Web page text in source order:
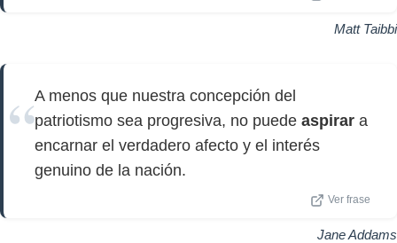
Matt Taibbi
A menos que nuestra concepción del
patriotismo sea progresiva, no puede aspirar a
encarnar el verdadero afecto y el interés
genuino de la nación.
Ver frase
Jane Addams